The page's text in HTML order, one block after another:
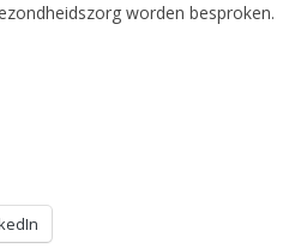
worden besproken.